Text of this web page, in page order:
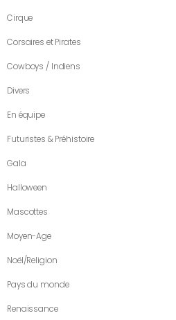
Cirque
Corsaires et Pirates
Cowboys / Indiens
Divers
En équipe
Futuristes & Préhistoire
Gala
Halloween
Mascottes
Moyen-Age
Noël/Religion
Pays du monde
Renaissance